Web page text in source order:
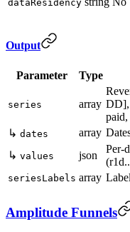
dataResidency
Output
Parameter Type
series array DD],
↳ dates array
↳ values json
Per-
seriesLabels array
Amplitude Funnels